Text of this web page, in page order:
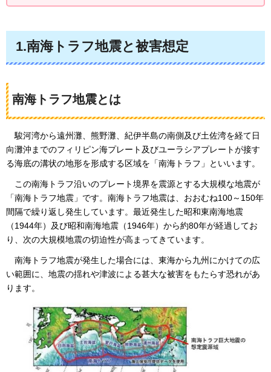
1.南海トラフ地震と被害想定
南海トラフ地震とは
駿河湾から遠州灘、熊野灘、紀伊半島の南側及び土佐湾を経て日
向灘沖までのフィリピン海プレート及びユーラシアプレートが接す
る海底の溝状の地形を形成する区域を「南海トラフ」といいます。
この南海トラフ沿いのプレート境界を震源とする大規模な地震が
「南海トラフ地震」です。南海トラフ地震は、おおむね100～150年
間隔で繰り返し発生しています。最近発生した昭和東南海地震
（1944年）及び昭和南海地震（1946年）から約80年が経過してお
り、次の大規模地震の切迫性が高まってきています。
南海トラフ地震が発生した場合には、東海から九州にかけての広
い範囲に、地震の揺れや津波による甚大な被害をもたらす恐れがあ
ります。